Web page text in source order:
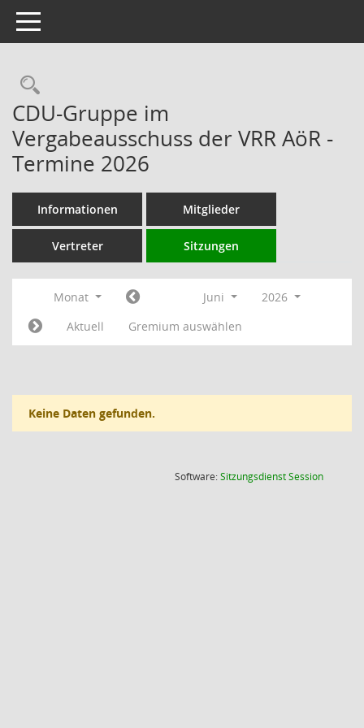
Toggle navigation
Rechercheauswahl
CDU-Gruppe im
Vergabeausschuss der VRR AöR -
Termine 2026
Informationen Mitglieder
Vertreter Sitzungen
Monat Juni
2026
Aktuell
Gremium auswählen
Keine Daten gefunden.
Software:SitzungsdienstSession(Wird in